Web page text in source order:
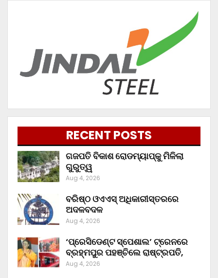
RECENT POSTS
ଗଜପତି ବିକାଶ ରୋଡମ୍ୟାପ୍‌କୁ ମିଳିଲା
ଗୁରୁତ୍ୱ
Aug 4, 2026
ବରିଷ୍ଠ ଓଏଏସ୍‌ ଅଧିକାରୀସ୍ତରରେ
ଅଦଳବଦଳ
Aug 4, 2026
‘ପ୍ରେସିଡେଣ୍ଟ ସ୍ପେଶାଲ’ ଟ୍ରେନରେ
ବ୍ରହ୍ମପୁର ପହଞ୍ଚିଲେ ରାଷ୍ଟ୍ରପତି,
Aug 4, 2026